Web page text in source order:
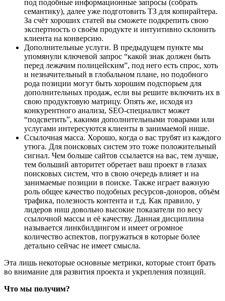
под подобные информационные запросы (собрать
семантику), далее уже подготовить ТЗ для копирайтера.
За счёт хороших статей вы сможете подкрепить свою
экспертность о своём продукте и интуитивно склонить
клиента на конверсию.
Дополнительные услуги. В предыдущем пункте мы
упомянули ключевой запрос “какой знак должен быть
перед лежачим полицейским”, под него есть спрос, хоть
и незначительный в глобальном плане, но подобного
рода позиции могут быть хорошим подспорьем для
дополнительных продаж, если вы решите включить их в
свою продуктовую матрицу. Опять же, исходя из
конкурентного анализа, SEO-специалист может
“подсветить”, какими дополнительными товарами или
услугами интересуются клиенты в занимаемой нише.
Ссылочная масса. Хорошо, когда о вас трубят из каждого
утюга. Для поисковых систем это тоже положительный
сигнал. Чем больше сайтов ссылается на вас, тем лучше,
тем больший авторитет обретает ваш проект в глазах
поисковых систем, что в свою очередь влияет и на
занимаемые позиции в поиске. Также играет важную
роль общее качество подобных ресурсов-доноров, объём
трафика, полезность контента и т.д. Как правило, у
лидеров ниш довольно высокие показатели по весу
ссылочной массы и её качеству. Данная дисциплина
называется линкбилдингом и имеет огромное
количество аспектов, погружаться в которые более
детально сейчас не имеет смысла.
Эта лишь некоторые основные метрики, которые стоит брать
во внимание для развития проекта и укрепления позиций.
Что мы получим?